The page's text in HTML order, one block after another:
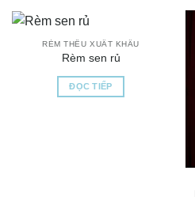
RÈM THÊU XUẤT KHẨU
Rèm sen rủ
ĐỌC TIẾP